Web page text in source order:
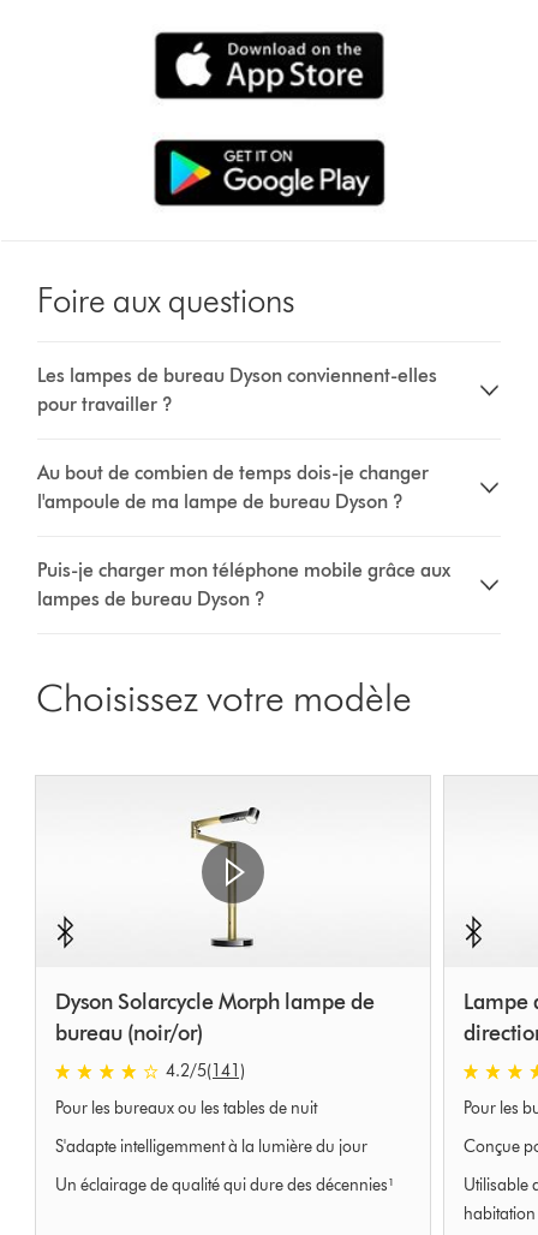
Foire aux questions
Les lampes de bureau Dyson conviennent-elles
pour travailler ?
Au bout de combien de temps dois-je changer
l'ampoule de ma lampe de bureau Dyson ?
Puis-je charger mon téléphone mobile grâce aux
lampes de bureau Dyson ?
Choisissez votre modèle
Dyson Solarcycle Morph lampe de
bureau (noir/or)
4.2 stars out of 5 from 141 Avis
4.2/5(141)
Pour les bureaux ou les tables de nuit
S'adapte intelligemment à la lumière du jour
Un éclairage de qualité qui dure des décennies¹
Lampe
4.4 stars
Pour les
Conçue
Utilisable
habitation